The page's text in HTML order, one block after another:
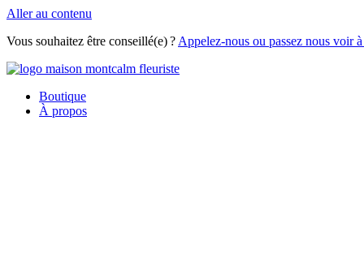
Aller au contenu
Vous souhaitez être conseillé(e) ? Appelez-nous ou passez nous voir
Boutique
À propos